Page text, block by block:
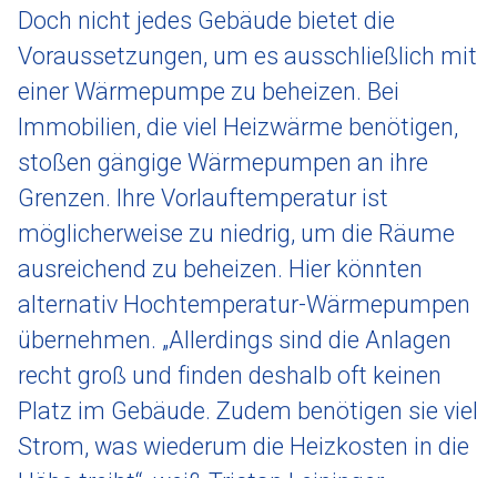
Doch nicht jedes Gebäude bietet die
Voraussetzungen, um es ausschließlich mit
einer Wärmepumpe zu beheizen. Bei
Immobilien, die viel Heizwärme benötigen,
stoßen gängige Wärmepumpen an ihre
Grenzen. Ihre Vorlauftemperatur ist
möglicherweise zu niedrig, um die Räume
ausreichend zu beheizen. Hier könnten
alternativ Hochtemperatur-Wärmepumpen
übernehmen. „Allerdings sind die Anlagen
recht groß und finden deshalb oft keinen
Platz im Gebäude. Zudem benötigen sie viel
Strom, was wiederum die Heizkosten in die